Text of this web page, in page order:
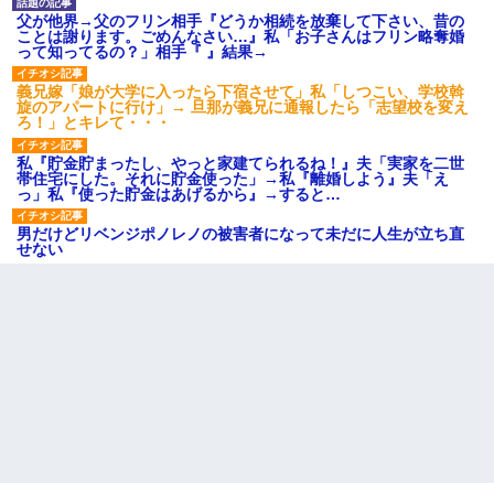
父が他界→父のフリン相手『どうか相続を放棄して下さい、昔の
ことは謝ります。ごめんなさい…』私「お子さんはフリン略奪婚
って知ってるの？」相手『 』結果→
義兄嫁「娘が大学に入ったら下宿させて」私「しつこい、学校斡
旋のアパートに行け」→ 旦那が義兄に通報したら「志望校を変え
ろ！」とキレて・・・
私『貯金貯まったし、やっと家建てられるね！』夫「実家を二世
帯住宅にした。それに貯金使った」→私『離婚しよう』夫「え
っ」私『使った貯金はあげるから』→すると…
男だけどリベンジポノレノの被害者になって未だに人生が立ち直
せない